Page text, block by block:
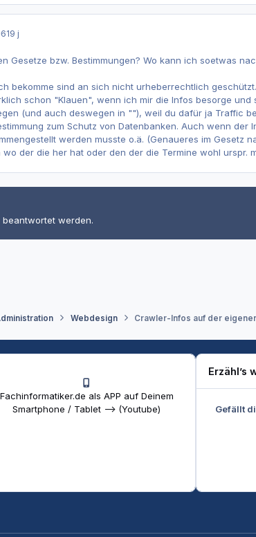
19 j
Gesetze bzw. Bestimmungen? Wo kann ich soetwas
bekomme sind an sich nicht urheberrechtlich
schon "Klauen", wenn ich mir die Infos besorge und
(und auch deswegen in ""), weil du dafür ja Traffic
zum Schutz von Datenbanken. Auch wenn
werden musste o.ä. (Genaueres im Gesetz
der die her hat oder den der die Termine wohl urspr.
werden.
Webdesign Crawler-Infos auf der
Fachinformatiker.de als APP auf Deinem
Smartphone / Tablet --> (Youtube)
Erzähl’s
Gefällt